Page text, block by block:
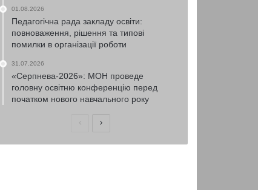
01.08.2026
Педагогічна рада закладу освіти:
повноваження, рішення та типові
помилки в організації роботи
31.07.2026
«Серпнева-2026»: МОН проведе
головну освітню конференцію перед
початком нового навчального року
ПопередняНаступна